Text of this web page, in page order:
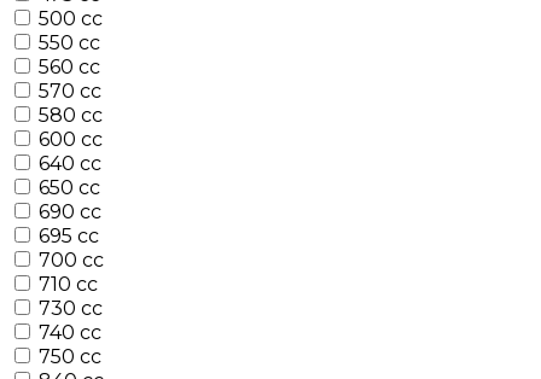
500 cc
550 cc
560 cc
570 cc
580 cc
600 cc
640 cc
650 cc
690 cc
695 cc
700 cc
710 cc
730 cc
740 cc
750 cc